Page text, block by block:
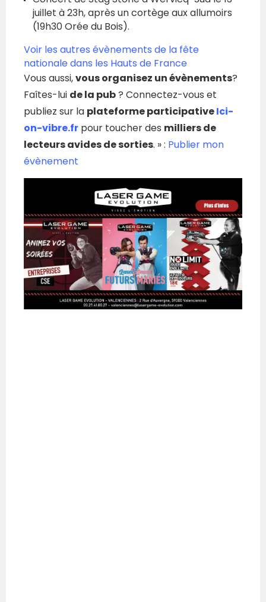
juillet à 23h, après un cortège aux allumoirs
(19h30 Orée du Bois).
Voir les autres évènements de la fête
nationale dans les Hauts de France
Vous aussi,vous organisez un évènements?
Faîtes-lui de la pub? Connectez-vous et
publiez sur la plateforme participativeIci-
on-vibre.fr pour toucher des milliers de
lecteurs avides de sorties. » : Publier mon
évènement